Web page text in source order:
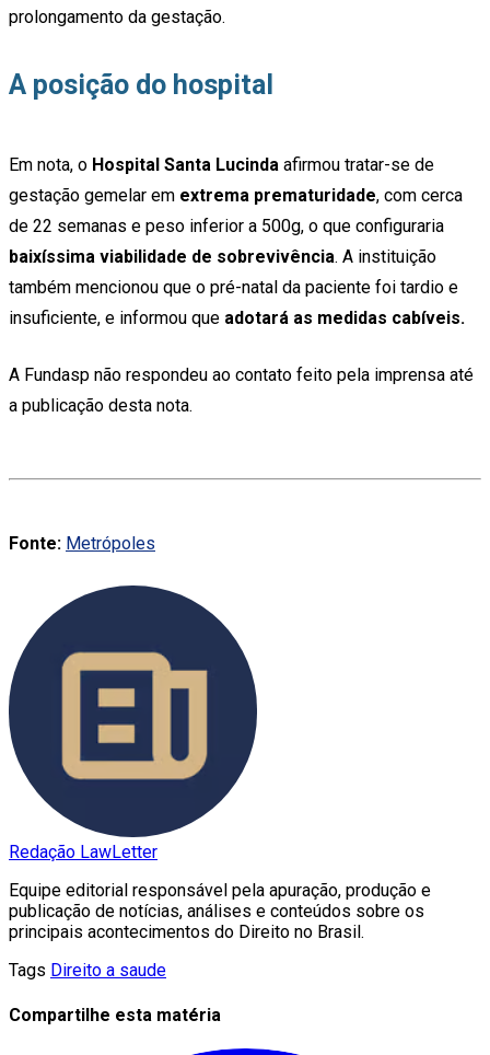
prolongamento da gestação.
A posição do hospital
Em nota, o Hospital Santa Lucinda afirmou tratar-se de
gestação gemelar em extrema prematuridade, com cerca
de 22 semanas e peso inferior a 500g, o que configuraria
baixíssima viabilidade de sobrevivência. A instituição
também mencionou que o pré-natal da paciente foi tardio e
insuficiente, e informou que adotará as medidas cabíveis.
A Fundasp não respondeu ao contato feito pela imprensa até
a publicação desta nota.
Fonte: Metrópoles
Redação LawLetter
Equipe editorial responsável pela apuração, produção e
publicação de notícias, análises e conteúdos sobre os
principais acontecimentos do Direito no Brasil.
Tags Direito a saude
Compartilhe esta matéria